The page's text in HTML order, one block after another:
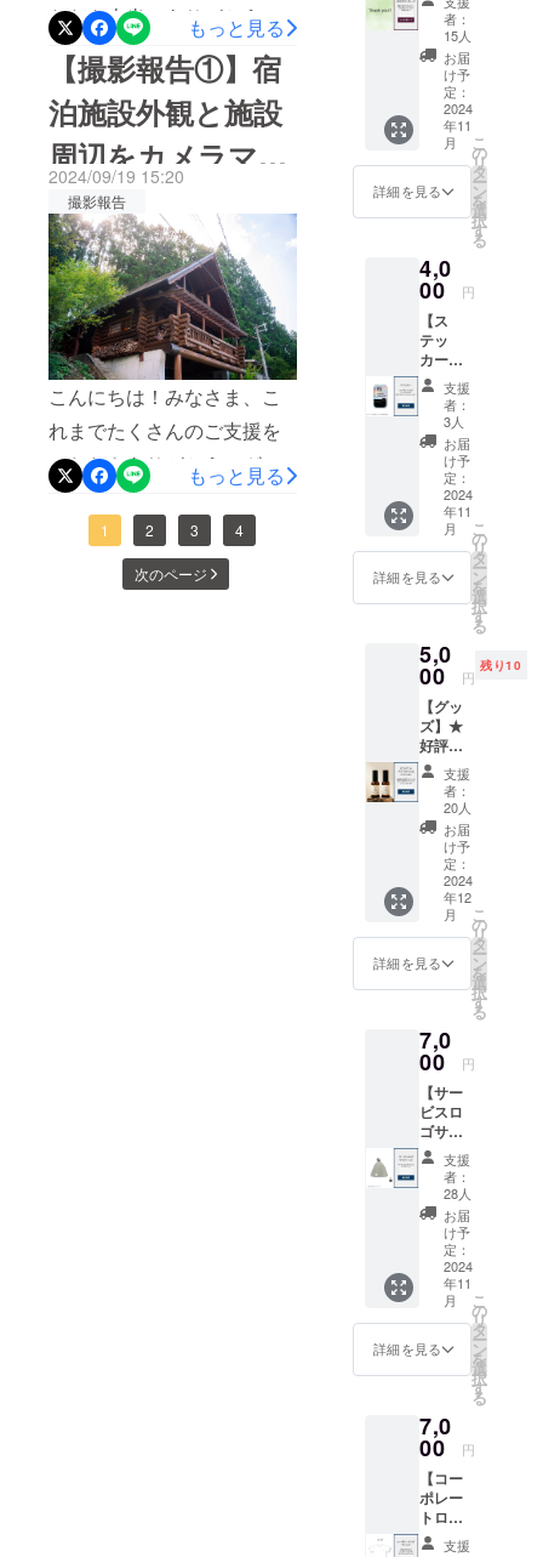
援のほどよろしくお願いい
たします！
アウトドアサウナエリアを
撮影した動画となります。
summer, vertical
short_3summer, vertical
short_4写真（一部抜粋）以
下、ログハウス内の各部屋
やサウナエリアを写真で掲
載します。現地魅力が少し
でも伝われば嬉しいです。
サウナ→水風呂→外気浴は
ウッドデッキ内で裸足で
回っていただけます。サウ
ナ後はぜひバーベキューを
お楽しみください。他にも
ましたが、長くなりすぎる
ので今日は以上を撮影報告
についてでした。本日はつ
いに工事が竣工し、全体像
を公開できる状態になりま
したことをお知らせいたし
ます。＜詳細はこちら＞
HP：https://nagomi-
wakayama.snack.chillnn.co
m/snack/top※写真・動画素
材はまだまだ更新をかけて
いく予定です。Instagram：
https://www.instagram.com/n
agomi_wakayama_official/
まず、サウナエリアの外側
には杉の一枚板（*）を用い
た看板を設置しました。夜
にはライトアップもされ、
施設をより際立たせてくれ
ただき本当にありがとうご
ざいます。おかげさまで、
ファイナルゴールに掲げて
いた高い目標を達成するこ
とができ、最終的には394名
の方から716万円ものご支援
をいただきました。皆様の
あたたかいお気持ちに、プ
ロジェクトメンバー一同心
より感謝しております。今
回のプロジェクトに要して
いる総額約3,000万円の初期
投資に対して、皆様にいた
だいたご支援を充当し、魅
力的な施設を作ってまいり
ます。地域の皆様に長く愛
され、県外の方、海外の方
にも足を運んでいただける
もっと見る
【撮影報告①】宿
泊施設外観と施設
周辺をカメラマン
に撮影してもらい
ました！
2024/09/19 15:20
撮影報告
こんにちは！みなさま、こ
れまでたくさんのご支援を
いただきありがとうござい
ます。今回の活動報告で
は、当施設
「log&amp;sauna 和 -
もっと見る
1 2 3 4
次のページ
ファン
ディン
グ特別
プラン
となり
ます。
・当施
設の稼
働可能
日に限
ます。
・食材
は付き
ませ
ん。ご
自由に
お持ち
込みく
ださ
い。 ・
現金へ
の交換
はでき
ませ
ん。 ・
間：発
行日〜
までの3
年間 ※
割引
コード
を発行
いたし
ます。
HPより
ご予約
の際、
忘れず
に記入
をお願
いいた
しま
(URL：
coming
は
28,000
円の売
り切れ
となっ
ている
日帰り
プラン
と同様
の商品
です
が、予
約枠の
関係で
コード
通常よ
りお時
ただく
可能性
がある
ことご
了承く
ださ
い。
礼の
メッ
セー
ジ】の
リター
ンと同
じ内容
になり
ます。
礼の
メッ
セー
ジ】 感
謝の気
持ちを
込め
て、お
礼の
メッ
セージ
をお送
す。 ※
このリ
ターン
は【応
援コー
ス：お
礼の
メッ
セー
ジ】の
リター
ンと同
じ内容
になり
ます。
者：
15人
お届
け予
定：
2024
年11
月
詳細を見る
こ
の
リ
タ
ー
ン
を
選
択
す
る
4,0
00 円
【ス
テッ
カー】
コーポ
レート
ロゴ・
サービ
スロゴ
をデザ
インし
たス
テッ
カーを
提供し
ます。
・数
点 ・商
品サイ
ズ：横
5cm×縦
7cm（
サイズ
は微調
整する
可能性
がござ
いま
す）
支援
者：
3人
お届
け予
定：
2024
年11
月
詳細を見る
こ
の
リ
タ
ー
ン
を
選
択
す
る
5,0
00 円
残り10
【グッ
ズ】★
好評に
つき追
加★ オ
リジナ
ルのア
ロマオ
イル/バ
スソル
トの
セット
を提供
しま
す。当
施設の
メニ
ティを
使って
自宅で
リラッ
クスし
ていた
だけま
す。 ・
数量：
アロマ
オイル
5ml×1
・バス
ソルト
450g×1
・香
（森林
浴/レモ
ンハー
ブ/シト
ラ
ス）、
バスソ
支援
者：
20人
お届
け予
定：
2024
年12
月
詳細を見る
こ
の
リ
タ
ー
ン
を
選
択
す
る
7,0
00 円
【サー
ビスロ
ゴサウ
ナハッ
ト】
「log&s
auna 和
nagomi,
wakaya
ma - 」
のサー
ビスロ
ゴをデ
ザイン
したサ
ハット
を提供
しま
す。 ・
サイズ
展開：
S, M, L
支援
者：
28人
お届
け予
定：
2024
年11
月
詳細を見る
こ
の
リ
タ
ー
ン
を
選
択
す
る
7,0
00 円
【コー
ポレー
トロゴT
シャ支援